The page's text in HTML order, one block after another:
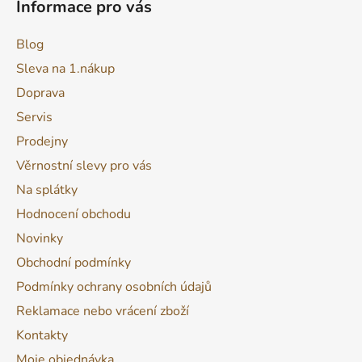
Informace pro vás
Blog
Sleva na 1.nákup
Doprava
Servis
Prodejny
Věrnostní slevy pro vás
Na splátky
Hodnocení obchodu
Novinky
Obchodní podmínky
Podmínky ochrany osobních údajů
Reklamace nebo vrácení zboží
Kontakty